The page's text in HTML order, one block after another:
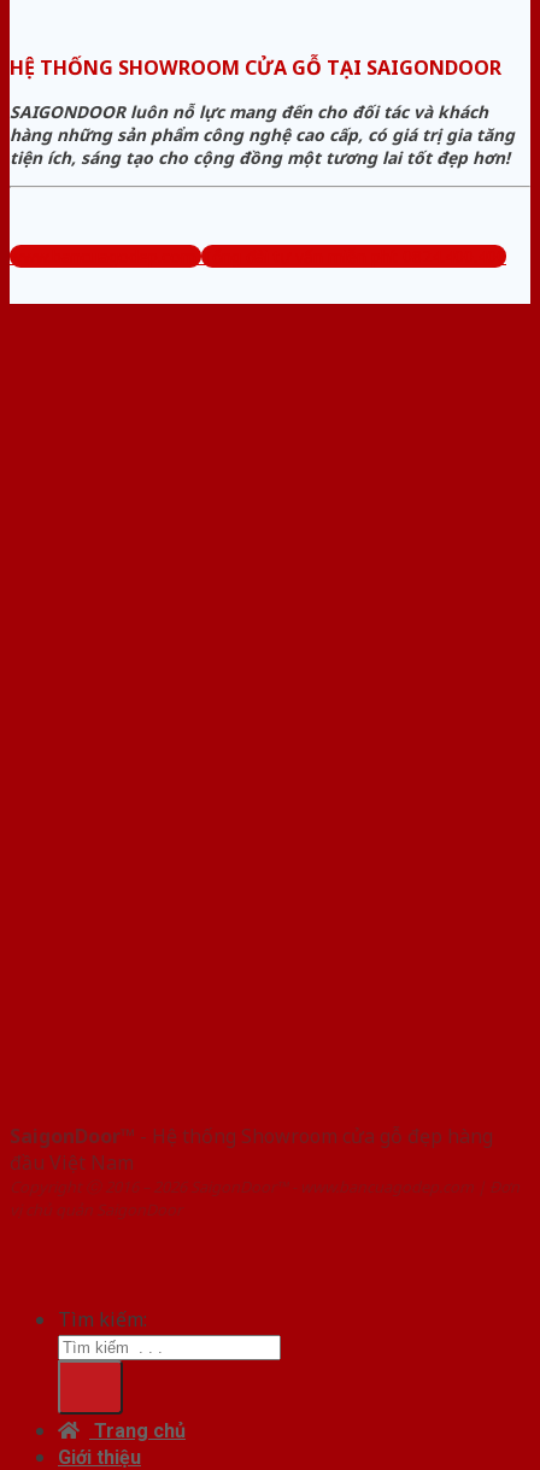
HỆ THỐNG SHOWROOM CỬA GỖ TẠI SAIGONDOOR
SAIGONDOOR luôn nỗ lực mang đến cho đối tác và khách
hàng những sản phẩm công nghệ cao cấp, có giá trị gia tăng
tiện ích, sáng tạo cho cộng đồng một tương lai tốt đẹp hơn!
www.bancuagodep.com Tổng đài tư vấn miễn phí: 0824.400.400
SaigonDoor™ - Hệ thống Showroom cửa gỗ đẹp hàng
đầu Việt Nam
Copyright ⓒ 2016 – 2026 SaigonDoor™ - www.bancuagodep.com | Đơn
vị chủ quản SaigonDoor
Tìm kiếm:
Trang chủ
Giới thiệu